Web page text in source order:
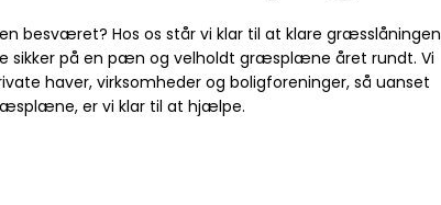
besværet? Hos os står vi klar til at klare græsslåningen
sikker på en pæn og velholdt græsplæne året rundt. Vi
haver, virksomheder og boligforeninger, så uanset
er vi klar til at hjælpe.